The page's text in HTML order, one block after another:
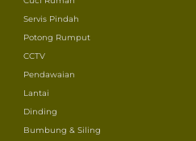
Servis Pindah
Potong Rumput
CCTV
Pendawaian
Lantai
Dinding
Bumbung & Siling